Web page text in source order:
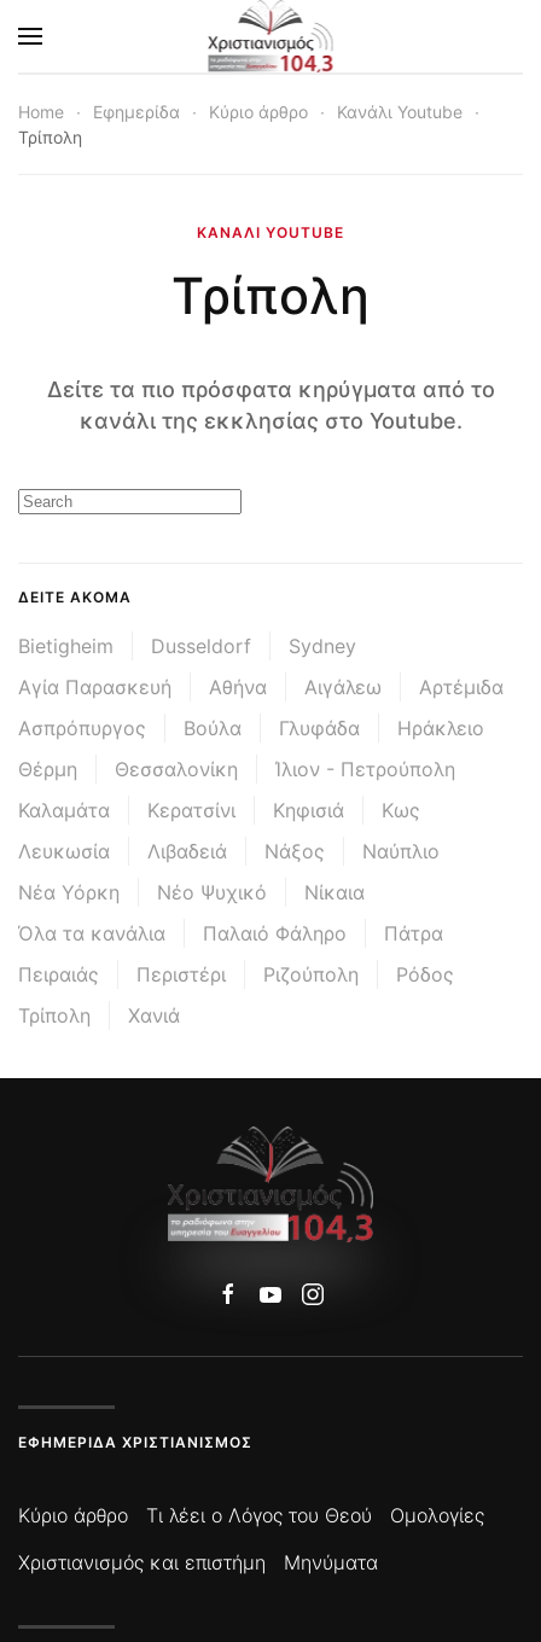
Skip to main content
Home Εφημερίδα Κύριο άρθρο
Κανάλι Youtube
Τρίπολη
ΚΑΝΆΛΙ YOUTUBE
Τρίπολη
Δείτε τα πιο πρόσφατα κηρύγματα από το
κανάλι της εκκλησίας στο Youtube.
ΔΕΊΤΕ ΑΚΌΜΑ
Bietigheim Dusseldorf
Sydney
Αγία Παρασκευή
Αθήνα Αιγάλεω
Αρτέμιδα
Ασπρόπυργος
Βούλα Γλυφάδα
Ηράκλειο
Θέρμη
Θεσσαλονίκη
Ίλιον - Πετρούπολη
Καλαμάτα
Κερατσίνι Κηφισιά
Κως
Λευκωσία
Λιβαδειά Νάξος
Ναύπλιο
Νέα Υόρκη
Νέο Ψυχικό
Νίκαια
Όλα τα κανάλια
Παλαιό Φάληρο
Πάτρα
Πειραιάς
Περιστέρι Ριζούπολη
Ρόδος
Τρίπολη
Χανιά
ΕΦΗΜΕΡΊΔΑ ΧΡΙΣΤΙΑΝΙΣΜΌΣ
Κύριο άρθρο Τι λέει ο Λόγος του Θεού
Ομολογίες
Χριστιανισμός και επιστήμη
Μηνύματα